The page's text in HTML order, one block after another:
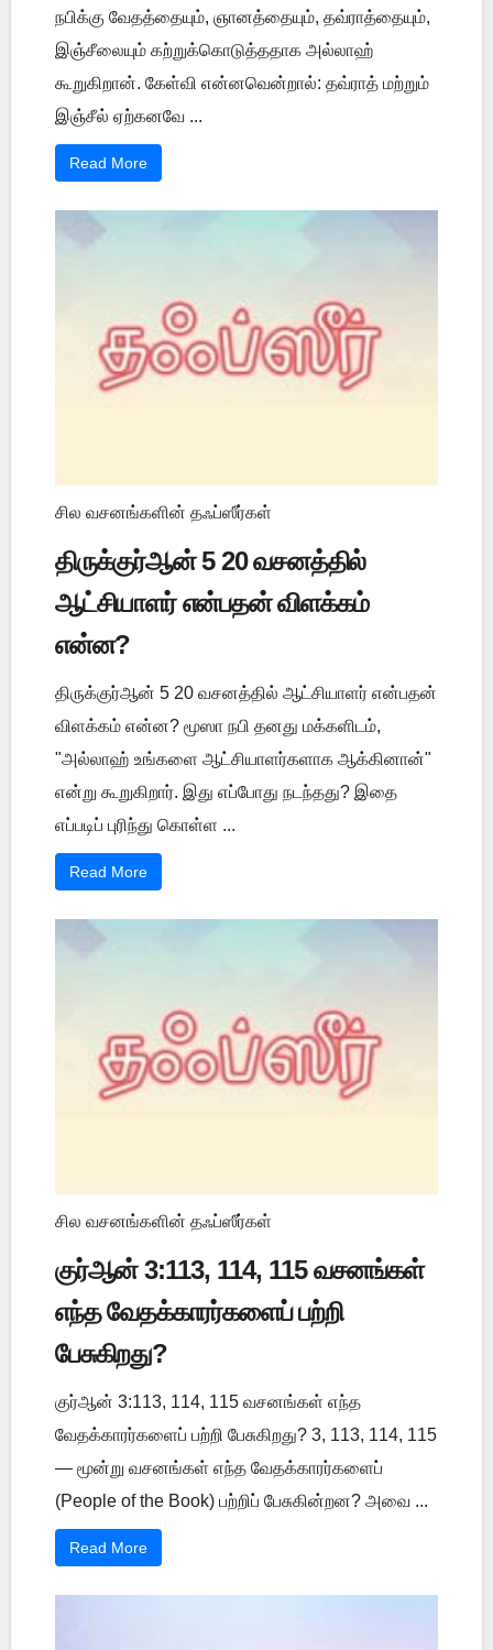
நபிக்கு வேதத்தையும், ஞானத்தையும், தவ்ராத்தையும்,
இஞ்சீலையும் கற்றுக்கொடுத்ததாக அல்லாஹ்
கூறுகிறான். கேள்வி என்னவென்றால்: தவ்ராத் மற்றும்
இஞ்சீல் ஏற்கனவே ...
Read More
சில வசனங்களின் தஃப்ஸீர்கள்
திருக்குர்ஆன் 5 20 வசனத்தில்
ஆட்சியாளர் என்பதன் விளக்கம்
என்ன?
திருக்குர்ஆன் 5 20 வசனத்தில் ஆட்சியாளர் என்பதன்
விளக்கம் என்ன? மூஸா நபி தனது மக்களிடம்,
"அல்லாஹ் உங்களை ஆட்சியாளர்களாக ஆக்கினான்"
என்று கூறுகிறார். இது எப்போது நடந்தது? இதை
எப்படிப் புரிந்து கொள்ள ...
Read More
சில வசனங்களின் தஃப்ஸீர்கள்
குர்ஆன் 3:113, 114, 115 வசனங்கள்
எந்த வேதக்காரர்களைப் பற்றி
பேசுகிறது?
குர்ஆன் 3:113, 114, 115 வசனங்கள் எந்த
வேதக்காரர்களைப் பற்றி பேசுகிறது? 3, 113, 114, 115
— மூன்று வசனங்கள் எந்த வேதக்காரர்களைப்
(People of the Book) பற்றிப் பேசுகின்றன? அவை ...
Read More